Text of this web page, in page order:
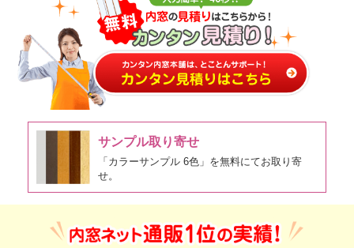
サンプル取り寄せ
「カラーサンプル 6色」を無料にてお取り寄
せ。